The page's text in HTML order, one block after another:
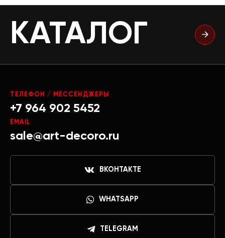
КАТАЛОГ
ТЕЛЕФОН / МЕССЕНДЖЕРЫ
+7 964 902 5452
EMAIL
sale@art-decoro.ru
ВКОНТАКТЕ
WHATSAPP
TELEGRAM